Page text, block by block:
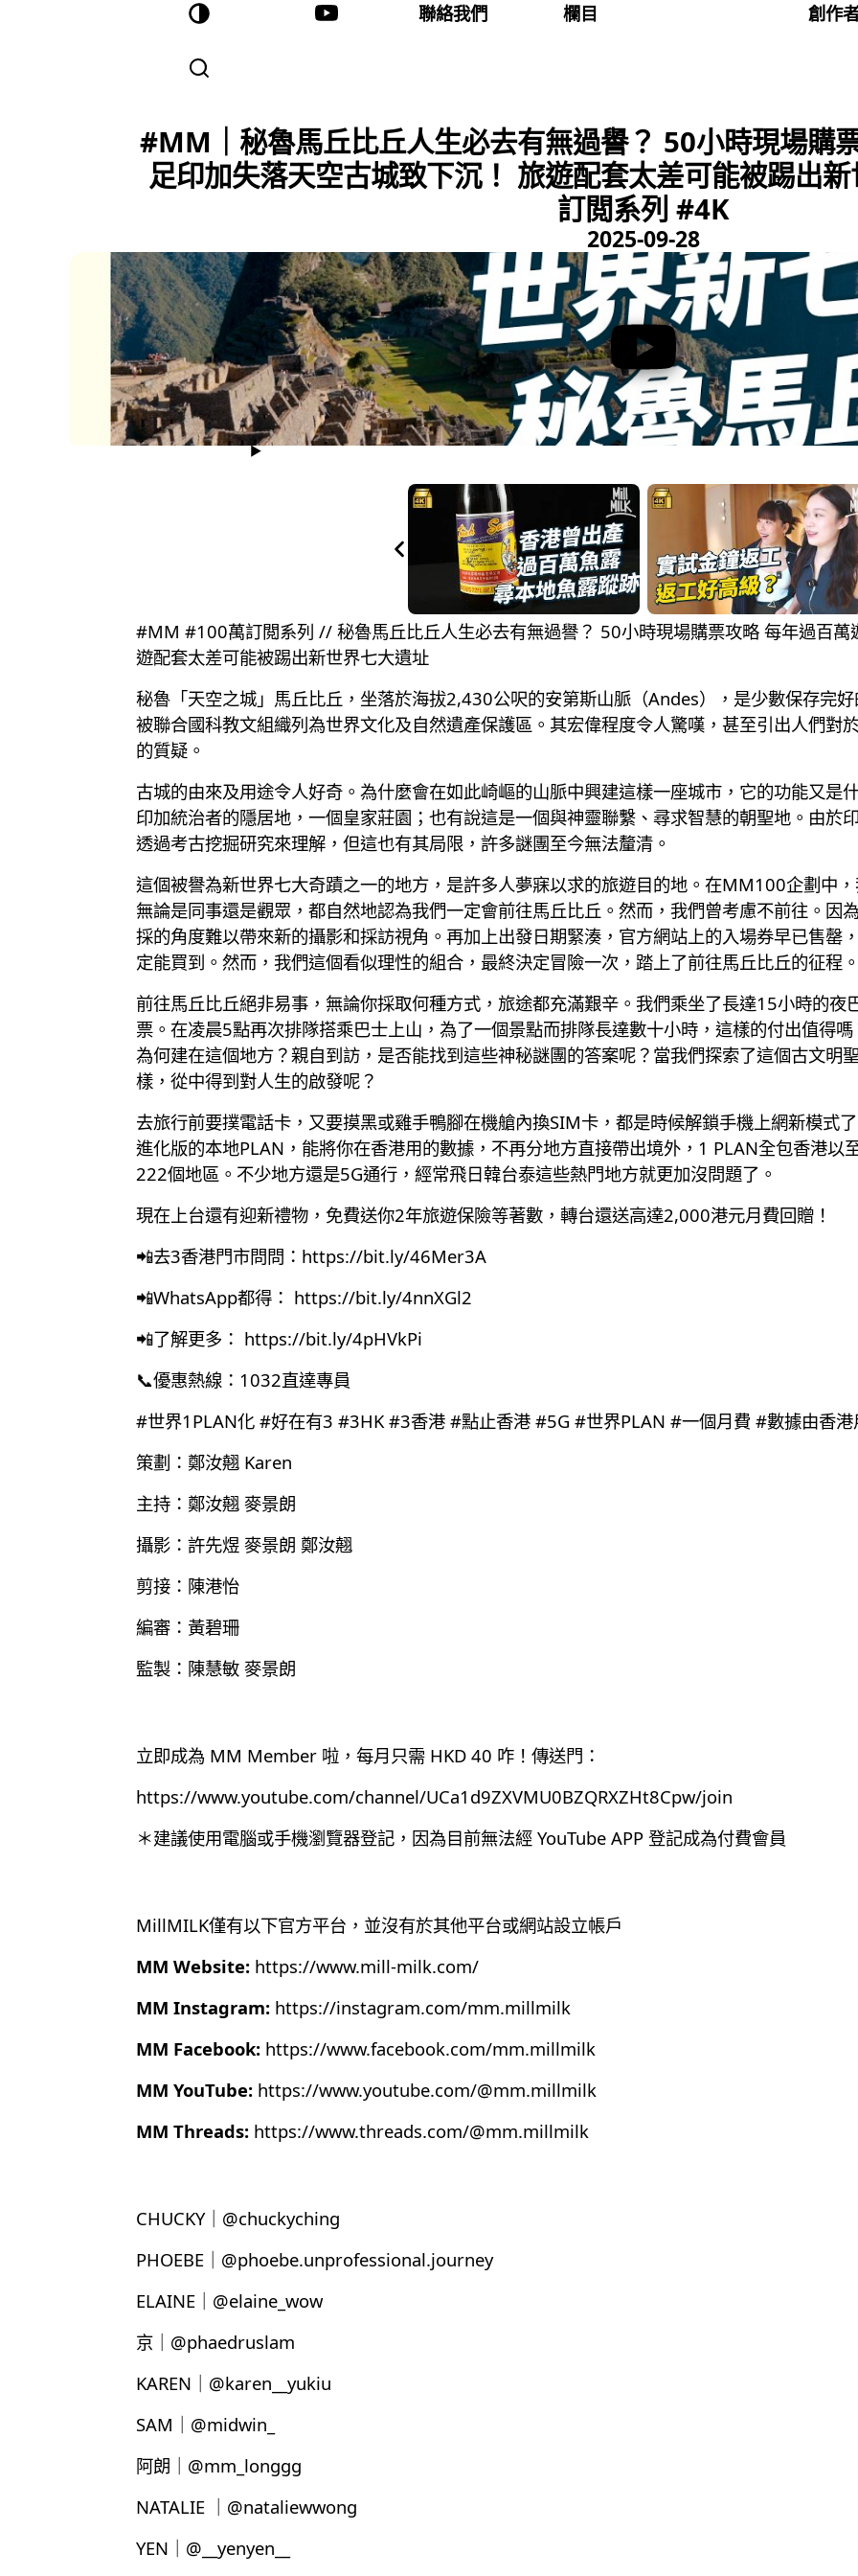
聯絡我們 欄目 創作
#MM｜秘魯馬丘比丘人生必去有無過譽？ 50小時現場購
足印加失落天空古城致下沉！ 旅遊配套太差可能被踢出
訂閲系列 #4K
2025-09-28
#MM #100萬訂閲系列 // 秘魯馬丘比丘人生必去有無過譽？ 50小時現場購票攻略 每年過百萬
遊配套太差可能被踢出新世界七大遺址
秘魯「天空之城」馬丘比丘，坐落於海拔2,430公呎的安第斯山脈（Andes），是少數保存完
被聯合國科教文組織列為世界文化及自然遺產保護區。其宏偉程度令人驚嘆，甚至引出人們對
的質疑。
古城的由來及用途令人好奇。為什麼會在如此崎嶇的山脈中興建這樣一座城市，它的功能又是
印加統治者的隱居地，一個皇家莊園；也有說這是一個與神靈聯繫、尋求智慧的朝聖地。由於
透過考古挖掘研究來理解，但這也有其局限，許多謎團至今無法釐清。
這個被譽為新世界七大奇蹟之一的地方，是許多人夢寐以求的旅遊目的地。在MM100企劃中
無論是同事還是觀眾，都自然地認為我們一定會前往馬丘比丘。然而，我們曾考慮不前往。因
採的角度難以帶來新的攝影和採訪視角。再加上出發日期緊湊，官方網站上的入場券早已售罄
定能買到。然而，我們這個看似理性的組合，最終決定冒險一次，踏上了前往馬丘比丘的征程。
前往馬丘比丘絕非易事，無論你採取何種方式，旅途都充滿艱辛。我們乘坐了長達15小時的夜
票。在凌晨5點再次排隊搭乘巴士上山，為了一個景點而排隊長達數十小時，這樣的付出值得
為何建在這個地方？親自到訪，是否能找到這些神秘謎團的答案呢？當我們探索了這個古文明
樣，從中得到對人生的啟發呢？
去旅行前要撲電話卡，又要摸黑或雞手鴨腳在機艙內換SIM卡，都是時候解鎖手機上網新模式
進化版的本地PLAN，能將你在香港用的數據，不再分地方直接帶出境外，1 PLAN全包香港以
222個地區。不少地方還是5G通行，經常飛日韓台泰這些熱門地方就更加沒問題了。
現在上台還有迎新禮物，免費送你2年旅遊保險等著數，轉台還送高達2,000港元月費回贈！
📲去3香港門市問問： https://bit.ly/46Mer3A
📲WhatsApp都得： https://bit.ly/4nnXGl2
📲了解更多： https://bit.ly/4pHVkPi
📞優惠熱線：1032直達專員
#世界1PLAN化 #好在有3 #3HK #3香港 #點止香港 #5G #世界PLAN #一個月費 #數據由香港
策劃：鄭汝翹 Karen
主持：鄭汝翹 麥景朗
攝影：許先煜 麥景朗 鄭汝翹
剪接：陳港怡
編審：黃碧珊
監製：陳慧敏 麥景朗
立即成為 MM Member 啦，每月只需 HKD 40 咋！傳送門：
https://www.youtube.com/channel/UCa1d9ZXVMU0BZQRXZHt8Cpw/join
＊建議使用電腦或手機瀏覽器登記，因為目前無法經 YouTube APP 登記成為付費會員
MillMILK僅有以下官方平台，並沒有於其他平台或網站設立帳戶
MM Website: https://www.mill-milk.com/
MM Instagram: https://instagram.com/mm.millmilk
MM Facebook: https://www.facebook.com/mm.millmilk
MM YouTube: https://www.youtube.com/@mm.millmilk
MM Threads: https://www.threads.com/@mm.millmilk
CHUCKY｜@chuckyching
PHOEBE｜@phoebe.unprofessional.journey
ELAINE｜@elaine_wow
京｜@phaedruslam
KAREN｜@karen__yukiu
SAM｜@midwin_
阿朗｜@mm_longgg
NATALIE ｜@nataliewwong
YEN｜@__yenyen__